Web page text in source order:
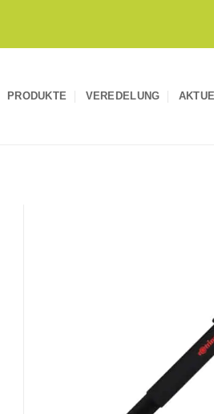
PRODUKTE VEREDELUNG